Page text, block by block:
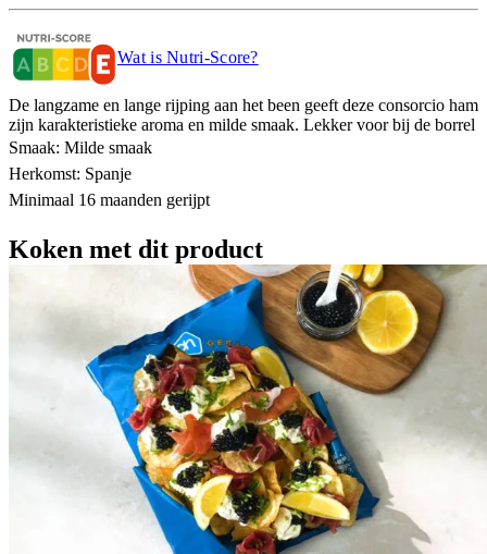
Wat is Nutri-Score?
De langzame en lange rijping aan het been geeft deze consorcio ham
zijn karakteristieke aroma en milde smaak. Lekker voor bij de borrel
Smaak: Milde smaak
Herkomst: Spanje
Minimaal 16 maanden gerijpt
Koken met dit product